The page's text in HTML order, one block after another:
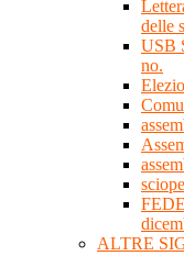
delle
USB
no.
ALTRE